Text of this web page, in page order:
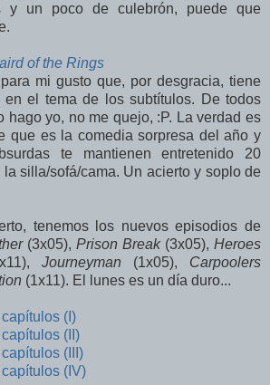
y un poco de culebrón, puede que
of the Rings
mi gusto que, por desgracia, tiene
en el tema de los subtítulos. De todos
hago yo, no me quejo, :P. La verdad es
que es la comedia sorpresa del año y
te mantienen entretenido 20
silla/sofá/cama. Un acierto y soplo de
tenemos los nuevos episodios de
(3x05), Prison Break(3x05), Heroes
Journeyman (1x05), Carpoolers
(1x11). El lunes es un día duro...
(I)
(II)
(III)
(IV)